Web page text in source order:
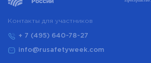
Контакты для участников
+ 7 (495) 640-78-27
info@rusafetyweek.com